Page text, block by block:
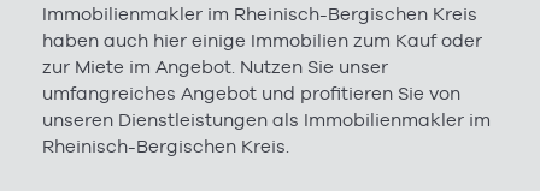
Immobilienmakler im Rheinisch-Bergischen Kreis
haben auch hier einige Immobilien zum Kauf oder
zur Miete im Angebot. Nutzen Sie unser
umfangreiches Angebot und profitieren Sie von
unseren Dienstleistungen als Immobilienmakler im
Rheinisch-Bergischen Kreis.